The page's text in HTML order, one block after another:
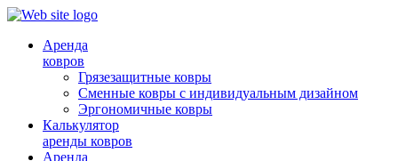
Аренда
ковров
Грязезащитные ковры
Сменные ковры с индивидуальным дизайном
Эргономичные ковры
Калькулятор
аренды ковров
Аренда